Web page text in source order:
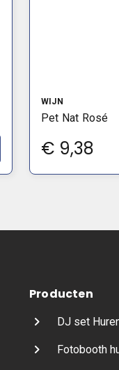
WIJN
Pet Nat Rosé
€ 9,38
Producten
DJ set
Fotobooth